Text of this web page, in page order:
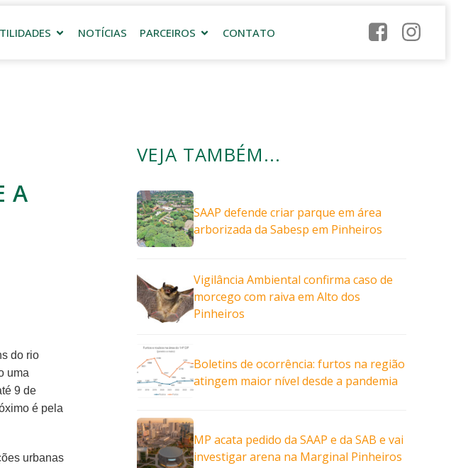
NOTÍCIAS PARCEIROS CONTATO
A
do rio
uma
9 de
é pela
urbanas
VEJA TAMBÉM...
SAAP defende criar parque em área
arborizada da Sabesp em Pinheiros
Vigilância Ambiental confirma caso de
morcego com raiva em Alto dos
Pinheiros
Boletins de ocorrência: furtos na região
atingem maior nível desde a pandemia
MP acata pedido da SAAP e da SAB e vai
investigar arena na Marginal Pinheiros